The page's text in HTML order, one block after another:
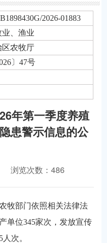
2026-01883
、渔业
区农牧厅
〕47号
年第一季度养殖
患警示信息的公
浏览次数：486
牧部门依照相关法律法
单位345家次，发放宣传
次。